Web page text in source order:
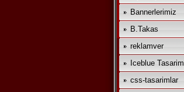
Bannerlerimiz
B.Takas
reklamver
Iceblue Tasarim
css-tasarimlar